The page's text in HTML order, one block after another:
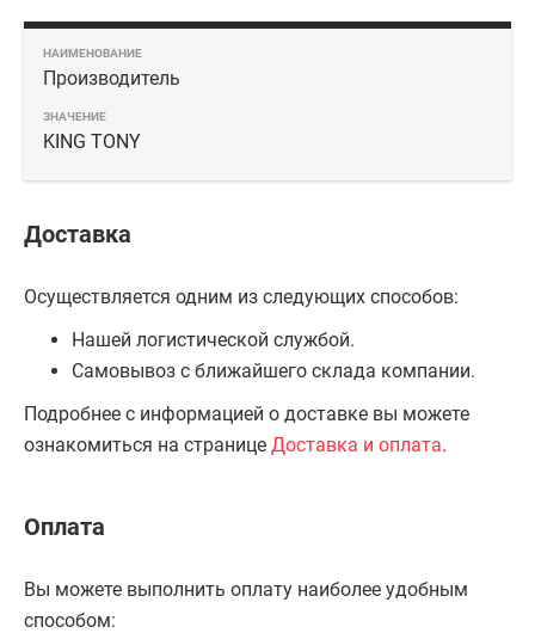
Производитель
KING TONY
Доставка
Осуществляется одним из следующих способов:
Нашей логистической службой.
Самовывоз с ближайшего склада компании.
Подробнее с информацией о доставке вы можете
ознакомиться на странице Доставка и оплата.
Оплата
Вы можете выполнить оплату наиболее удобным
способом: